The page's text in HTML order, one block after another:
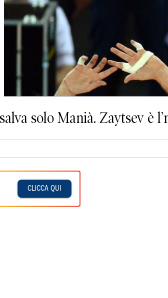
solo Manià. Zaytsev è
CLICCA QUI